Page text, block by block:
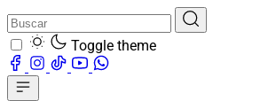
Toggle theme